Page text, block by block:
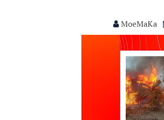
MoeMaKa